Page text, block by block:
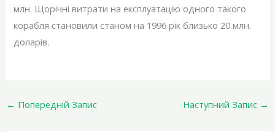
млн. Щорічні витрати на експлуатацію одного такого
корабля становили станом на 1996 рік близько 20 млн.
доларів.
← Попередній Запис Наступний Запис →